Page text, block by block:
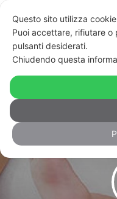
Primavera dei
Questo sito utilizza
Puoi accettare, rifiutare o
pulsanti desiderati.
Chiudendo questa